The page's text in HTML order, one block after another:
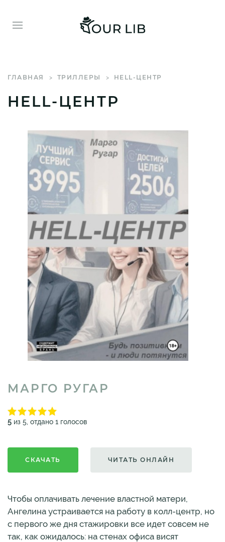
ГЛАВНАЯ ТРИЛЛЕРЫ HELL-ЦЕНТР
HELL-ЦЕНТР
МАРГО РУГАР
5 из 5, отдано 1 голосов
СКАЧАТЬ ЧИТАТЬ ОНЛАЙН
Чтобы оплачивать лечение властной матери,
Ангелина устраивается на работу в колл-центр, но
с первого же дня стажировки все идет совсем не
так, как ожидалось: на стенах офиса висят